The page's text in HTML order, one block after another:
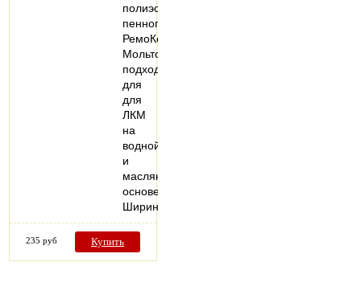
полиэстера
пенного
РемоКолор
Мольтопрен
подходит
для
для
ЛКМ
на
водной
и
масляной
основе.
Ширина…
235 руб Купить